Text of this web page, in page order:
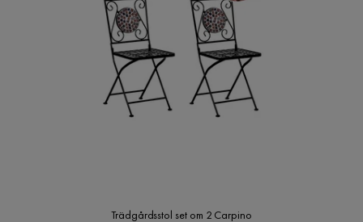
Trädgårdsstol set om 2 Carpino